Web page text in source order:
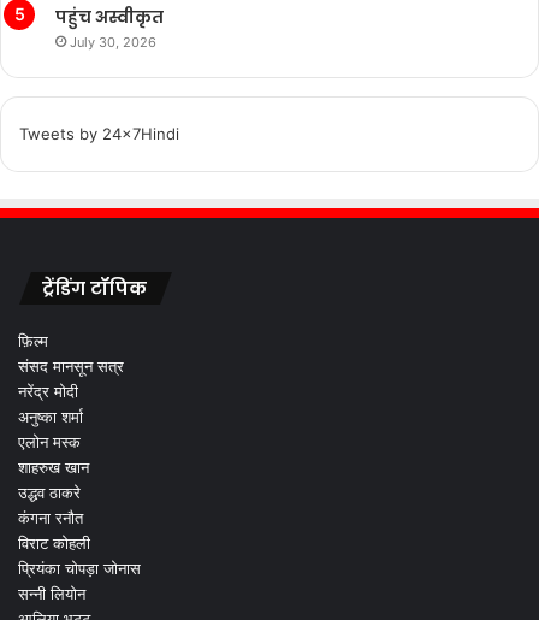
पहुंच अस्वीकृत
July 30, 2026
Tweets by 24x7Hindi
ट्रेंडिंग टॉपिक
फ़िल्म
संसद मानसून सत्र
नरेंद्र मोदी
अनुष्का शर्मा
एलोन मस्क
शाहरुख खान
उद्धव ठाकरे
कंगना रनौत
विराट कोहली
प्रियंका चोपड़ा जोनास
सन्नी लियोन